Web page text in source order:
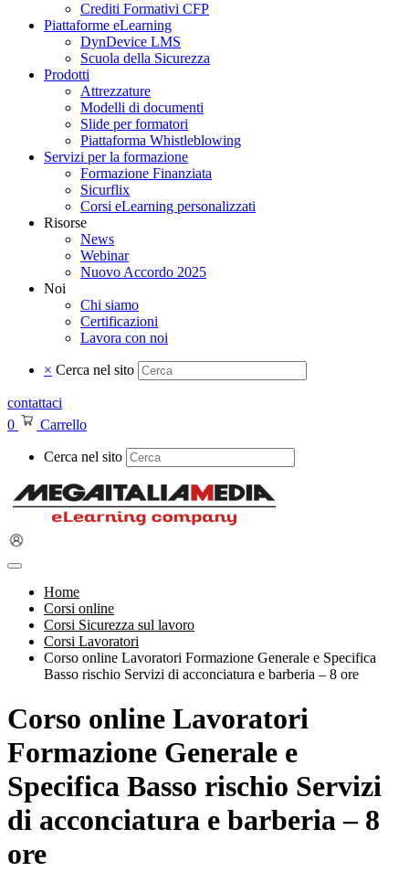
Crediti Formativi CFP
Piattaforme eLearning
DynDevice LMS
Scuola della Sicurezza
Prodotti
Attrezzature
Modelli di documenti
Slide per formatori
Piattaforma Whistleblowing
Servizi per la formazione
Formazione Finanziata
Sicurflix
Corsi eLearning personalizzati
Risorse
News
Webinar
Nuovo Accordo 2025
Noi
Chi siamo
Certificazioni
Lavora con noi
× Cerca nel sito
contattaci
0
Carrello
Cerca nel sito
Home
Corsi online
Corsi Sicurezza sul lavoro
Corsi Lavoratori
Corso online Lavoratori Formazione Generale e Specifica
Basso rischio Servizi di acconciatura e barberia – 8 ore
Corso online Lavoratori
Formazione Generale e
Specifica Basso rischio Servizi
di acconciatura e barberia – 8
ore